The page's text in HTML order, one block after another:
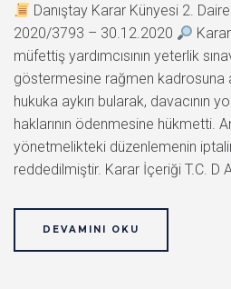
Danıştay Karar Künyesi 2.
2020/3793 – 30.12.2020
müfettiş yardımcısının yeterlik
göstermesine rağmen kadrosuna
hukuka aykırı bularak, davacının
haklarının ödenmesine hükmetti.
yönetmelikteki düzenlemenin
reddedilmiştir. Karar İçeriği T.C. D
DEVAMINI OKU